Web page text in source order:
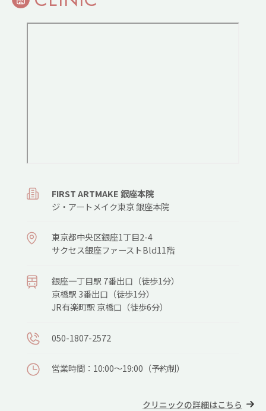
FIRST ARTMAKE 銀座本院
ジ・アートメイク東京 銀座本院
東京都中央区銀座1丁目2-4
サクセス銀座ファーストBld11階
銀座⼀丁⽬駅 7番出⼝（徒歩1分）
京橋駅 3番出⼝（徒歩1分）
JR有楽町駅 京橋⼝（徒歩6分）
050-1807-2572
営業時間：10:00～19:00（予約制）
クリニックの詳細はこちら